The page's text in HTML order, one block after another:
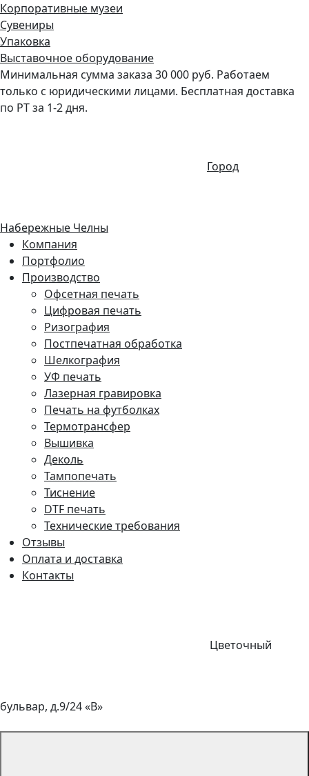
Корпоративные музеи
Сувениры
Упаковка
Выставочное оборудование
Минимальная сумма заказа 30 000 руб. Работаем
только с юридическими лицами. Бесплатная доставка
по РТ за 1-2 дня.
Город
Набережные Челны
Компания
Портфолио
Производство
Офсетная печать
Цифровая печать
Ризография
Постпечатная обработка
Шелкография
УФ печать
Лазерная гравировка
Печать на футболках
Термотрансфер
Вышивка
Деколь
Тампопечать
Тиснение
DTF печать
Технические требования
Отзывы
Оплата и доставка
Контакты
Цветочный
бульвар, д.9/24 «В»